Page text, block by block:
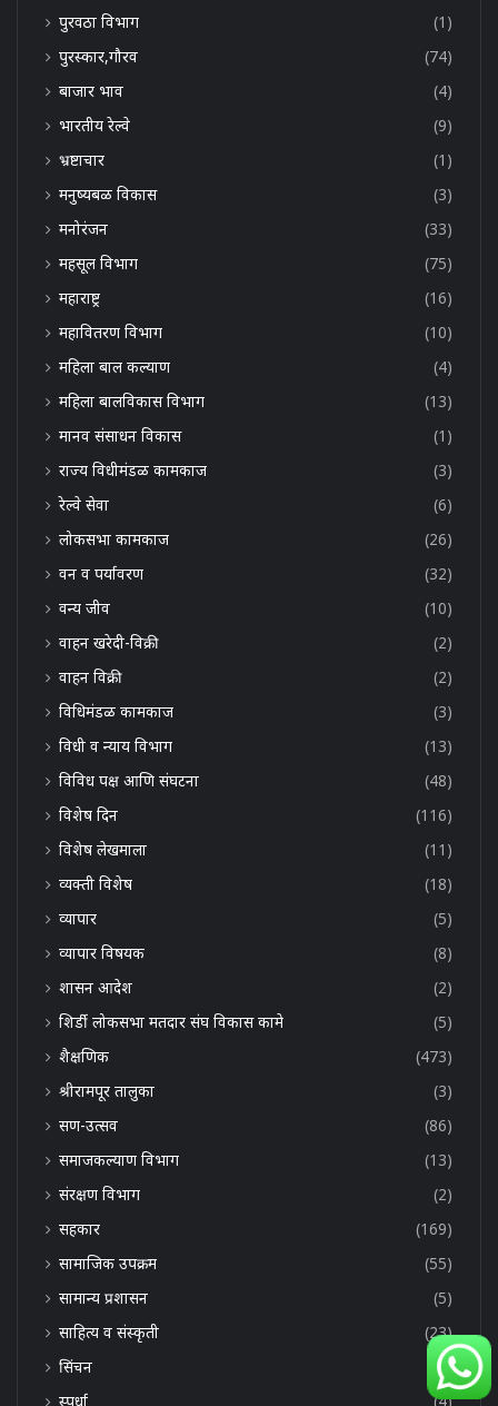
पुरवठा विभाग
(1)
पुरस्कार,गौरव
(74)
बाजार भाव
(4)
भारतीय रेल्वे
(9)
भ्रष्टाचार
(1)
मनुष्यबळ विकास
(3)
मनोरंजन
(33)
महसूल विभाग
(75)
महाराष्ट्र
(16)
महावितरण विभाग
(10)
महिला बाल कल्याण
(4)
महिला बालविकास विभाग
(13)
मानव संसाधन विकास
(1)
राज्य विधीमंडळ कामकाज
(3)
रेल्वे सेवा
(6)
लोकसभा कामकाज
(26)
वन व पर्यावरण
(32)
वन्य जीव
(10)
वाहन खरेदी-विक्री
(2)
वाहन विक्री
(2)
विधिमंडळ कामकाज
(3)
विधी व न्याय विभाग
(13)
विविध पक्ष आणि संघटना
(48)
विशेष दिन
(116)
विशेष लेखमाला
(11)
व्यक्ती विशेष
(18)
व्यापार
(5)
व्यापार विषयक
(8)
शासन आदेश
(2)
शिर्डी लोकसभा मतदार संघ विकास कामे
(5)
शैक्षणिक
(473)
श्रीरामपूर तालुका
(3)
सण-उत्सव
(86)
समाजकल्याण विभाग
(13)
संरक्षण विभाग
(2)
सहकार
(169)
सामाजिक उपक्रम
(55)
सामान्य प्रशासन
(5)
साहित्य व संस्कृती
(23)
सिंचन
(4)
स्पर्धा
(4)